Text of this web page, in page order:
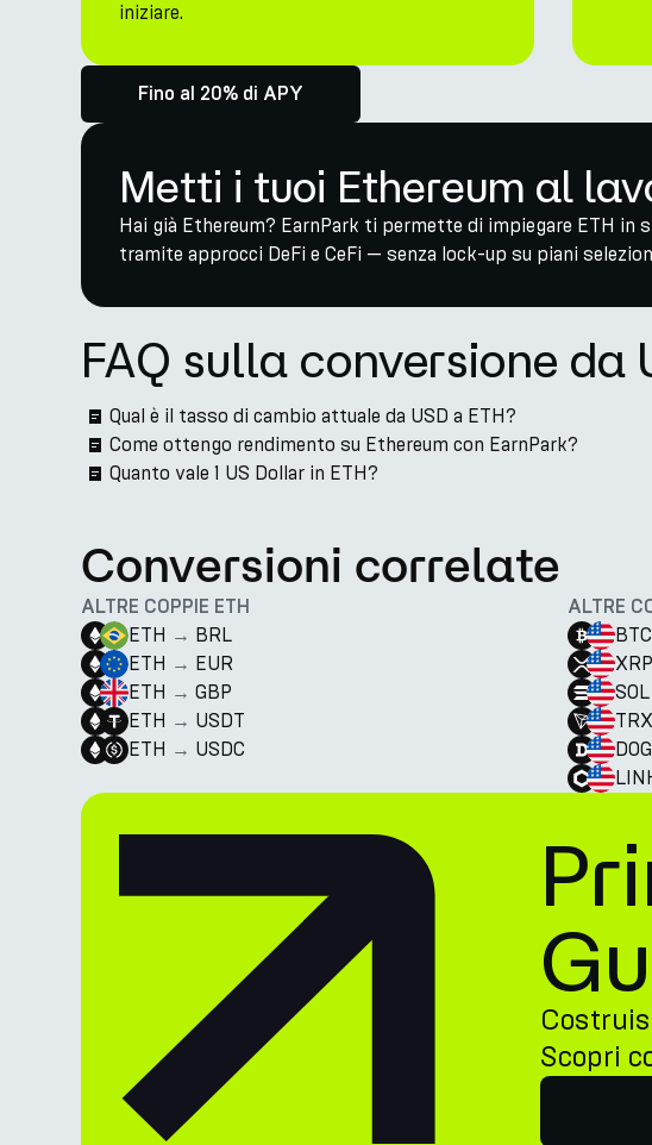
iniziare.
Fino al 20% di APY
Metti i tuoi Ethereum al
Hai già Ethereum? EarnPark ti permette di impiegare ETH in
tramite approcci DeFi e CeFi — senza lock-up su piani
FAQ sulla conversione da
Qual è il tasso di cambio attuale da USD a ETH?
Come ottengo rendimento su Ethereum con EarnPark?
Quanto vale 1 US Dollar in ETH?
Conversioni correlate
ALTRE COPPIE ETH
ETH → BRL
ETH → EUR
ETH → GBP
ETH → USDT
ETH → USDC
ALTRE
BTC
XRP
SOL
TRX
Scopri